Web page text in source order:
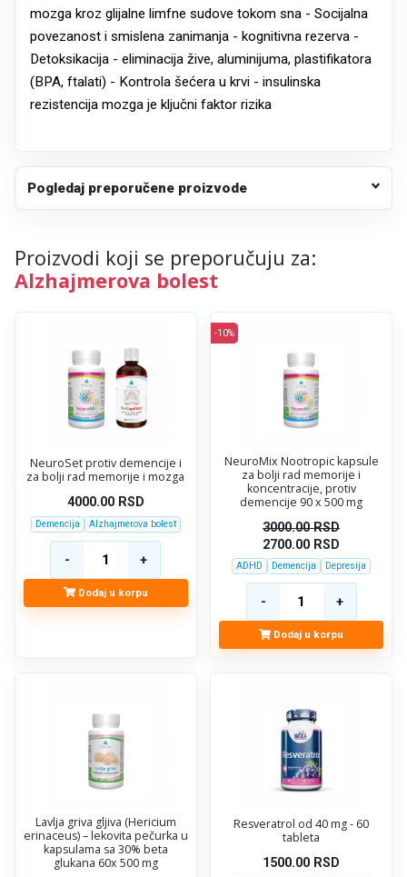
mozga kroz glijalne limfne sudove tokom sna - Socijalna
povezanost i smislena zanimanja - kognitivna rezerva -
Detoksikacija - eliminacija žive, aluminijuma, plastifikatora
(BPA, ftalati) - Kontrola šećera u krvi - insulinska
rezistencija mozga je ključni faktor rizika
Pogledaj preporučene proizvode
Proizvodi koji se preporučuju za:
Alzhajmerova bolest
NeuroSet protiv demencije i
za bolji rad memorije i mozga
4000.00RSD
Demencija Alzhajmerova bolest
Dodaj u korpu
-10%
NeuroMix Nootropic kapsule
za bolji rad memorije i
koncentracije, protiv
demencije 90 x 500 mg
3000.00RSD
2700.00 RSD
ADHD Demencija Depresija
Dodaj u korpu
Lavlja griva gljiva (Hericium
erinaceus) – lekovita pečurka u
kapsulama sa 30% beta
glukana 60x 500 mg
Resveratrol od 40 mg - 60
tableta
1500.00 RSD